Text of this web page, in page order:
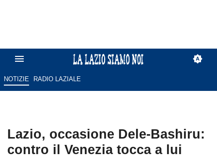
NOTIZIE RADIO LAZIALE
Lazio, occasione Dele-Bashiru:
contro il Venezia tocca a lui